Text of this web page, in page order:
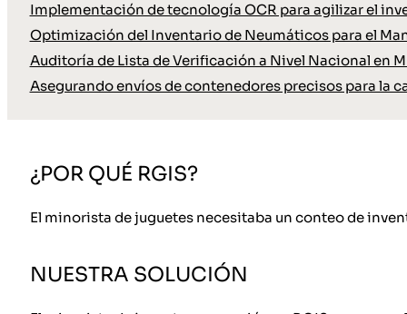
Implementación de tecnología OCR para agilizar el
Optimización del Inventario de Neumáticos para el
Auditoría de Lista de Verificación a Nivel Nacional en
Asegurando envíos de contenedores precisos para la
¿POR QUÉ RGIS?
El minorista de juguetes necesitaba un conteo de
NUESTRA SOLUCIÓN